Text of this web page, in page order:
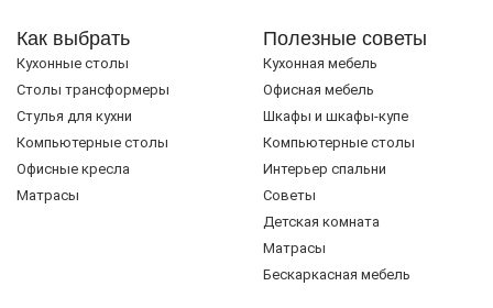
Как выбрать
Кухонные столы
Cтолы трансформеры
Стулья для кухни
Компьютерные столы
Офисные кресла
Матрасы
Полезные советы
Кухонная мебель
Офисная мебель
Шкафы и шкафы-купе
Компьютерные столы
Интерьер спальни
Советы
Детская комната
Матрасы
Бескаркасная мебель